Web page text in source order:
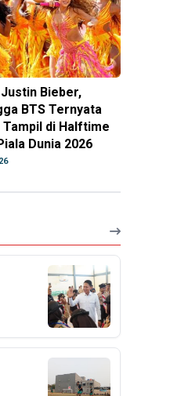
Bieber,
BTS Ternyata
Tampil di Halftime
Dunia 2026